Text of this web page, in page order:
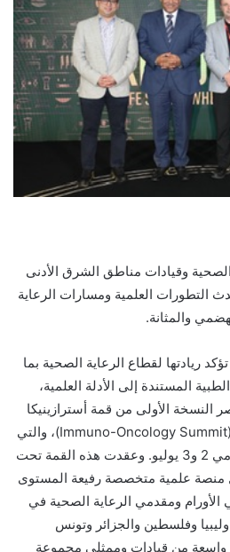
وقيادات مناطق الشرق الأدنى
التطورات العلمية ومسارات الرعاية
والمثانة.
ريادتها لقطاع الرعاية الصحية بما
المستندة إلى الأدلة العلمية،
النسخة الأولى من قمة أسترازينيكا
مصر للعلاج المناعي للأورام (Immuno-Oncology Summit)، والتي
انطلقت فعالياتها بالقاهرة يومي 2 و3 يوليو. وعقدت هذه القمة تحت
منصة علمية متخصصة رفيعة المستوى
ومقدمي الرعاية الصحية في
وفلسطين والجزائر وتونس
من قيادات وممثلي مجموعة